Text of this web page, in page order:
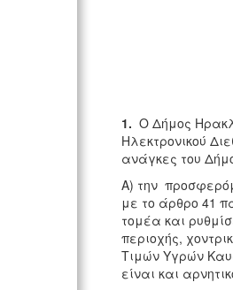
1. Ο Δήμος
Ηλεκτρονικού
ανάγκες του
Α) την
με το άρθρο 41
τομέα και
περιοχής,
Τιμών Υγρών
είναι και